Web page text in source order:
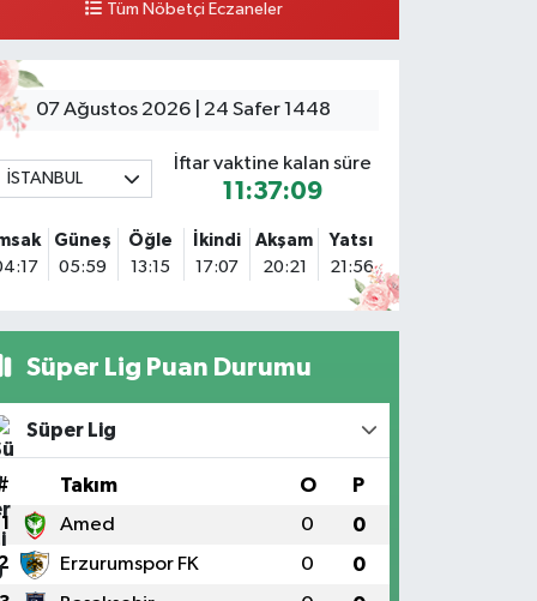
0 (212) 360 18 23 Yol Tarifi Al
Sacide Eczanesi
Mahallesi Soğanlık Caddesi No:34 A
Bulvar Eczanesi
Yesevi Mahallesi Abbas Medeni Sokak 17 A Çiftlik
geçtikten sonra Harman Mobilya arkası,
mevki, ECZANELER BÖLGESİ (GÜNEŞ, BULVAR,
0 (216) 208 59 51 Yol Tarifi Al
Mahallesi Tunç Sokak 1 A Çıksalın,Alev
Semt Konağı yanı
0 (212) 369 45 49
Anka Eczanesi
Mahallesi Acıbadem Caddesi 76 A İŞ BANKASI
KADIKÖY İSTİKAMETİNE GİDERKEN
Tüm Nöbetçi Eczaneler
07 Ağustos 2026 | 24 Safer 1448
İSTANBUL
İftar vaktine kalan süre
11:37:07
Güneş
05:59
Öğle
13:15
İkindi
17:07
Akşam
20:21
Yatsı
21:56
Süper Lig Puan Durumu
Süper Lig
Takım O P
1 Amed 0 0
Erzurumspor FK 0 0